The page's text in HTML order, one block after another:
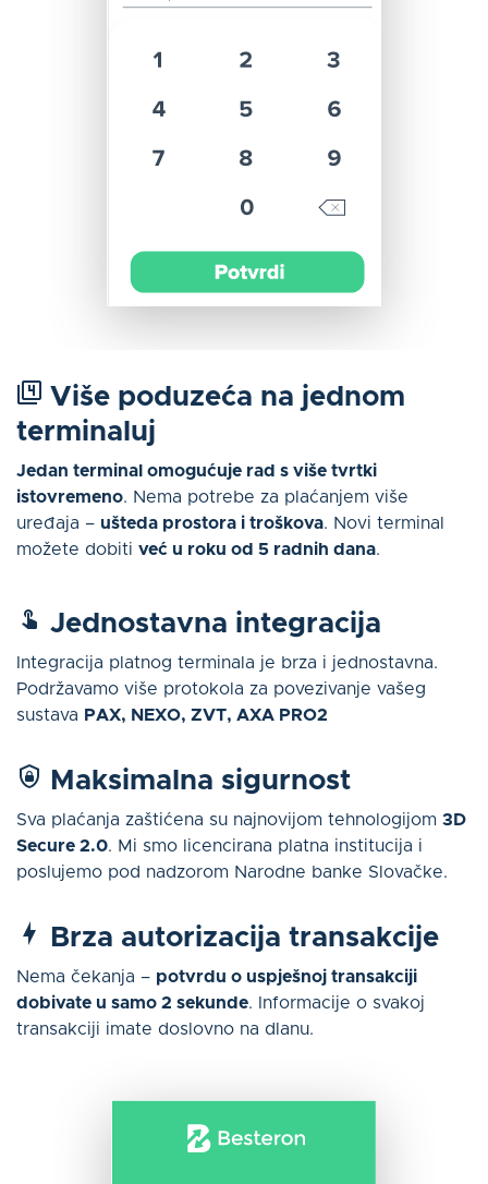
Više poduzeća na jednom
terminaluj
Jedan terminal omogućuje rad s više tvrtki
istovremeno. Nema potrebe za plaćanjem više
uređaja – ušteda prostora i troškova. Novi terminal
možete dobiti već u roku od 5 radnih dana.
Jednostavna integracija
Integracija platnog terminala je brza i jednostavna.
Podržavamo više protokola za povezivanje vašeg
sustava PAX, NEXO, ZVT, AXA PRO2
Maksimalna sigurnost
Sva plaćanja zaštićena su najnovijom tehnologijom 3D
Secure 2.0. Mi smo licencirana platna institucija i
poslujemo pod nadzorom Narodne banke Slovačke.
Brza autorizacija transakcije
Nema čekanja – potvrdu o uspješnoj transakciji
dobivate u samo 2 sekunde. Informacije o svakoj
transakciji imate doslovno na dlanu.